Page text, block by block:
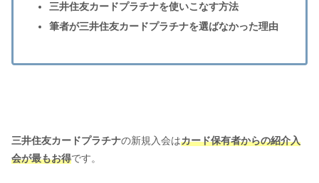
三井住友カードプラチナを使いこなす方法
筆者が三井住友カードプラチナを選ばなかった理由
三井住友カードプラチナの新規入会はカード保有者からの紹介入
会が最もお得です。